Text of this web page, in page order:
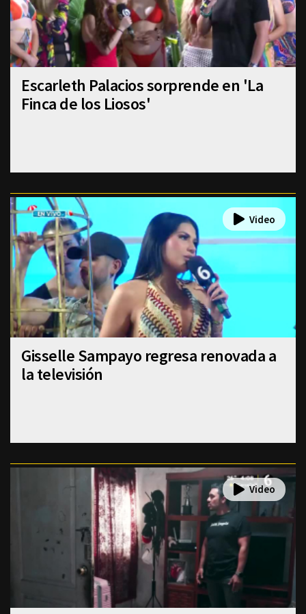
Escarleth Palacios sorprende en 'La
Finca de los Liosos'
Gisselle Sampayo regresa renovada a
la televisión